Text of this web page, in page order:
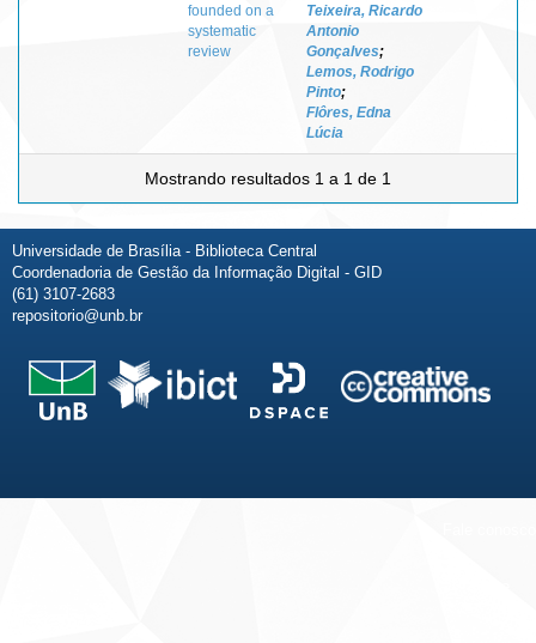
founded on a
systematic
review
Teixeira, Ricardo
Antonio
Gonçalves;
Lemos, Rodrigo
Pinto;
Flôres, Edna
Lúcia
Mostrando resultados 1 a 1 de 1
Universidade de Brasília - Biblioteca Central
Coordenadoria de Gestão da Informação Digital - GID
(61) 3107-2683
repositorio@unb.br